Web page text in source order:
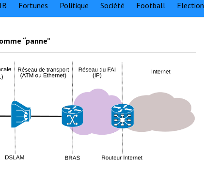
Fortunes Politique Société Football Election
“panne”